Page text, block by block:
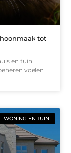
tot
en tuin
voelen
WONING EN TUIN